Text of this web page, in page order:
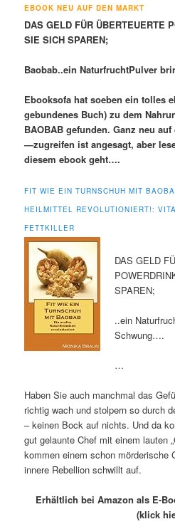
EBOOK NEU AUF DEN MARKT
DAS GELD FÜR ÜBERTEUERTE
SIE SICH SPAREN;
Baobab..ein NaturfruchtPulver
Ebooksofa hat soeben ein tolles
gebundenes Buch) zu dem
BAOBAB gefunden. Ganz neu
—zugreifen ist angesagt, aber
diesem ebook geht….
FIT WIE EIN TURNSCHUH MIT
HEILMITTEL REVOLUTIONIERT!:
FETTKILLER
DAS GELD
SPAREN;
..ein
Schwung….
…
Haben Sie auch manchmal das
richtig wach und stolpern so durch
– keinen Bock auf nichts. Und da
gut gelaunte Chef mit einem lauten
kommen einem schon mörderische
innere Rebellion schwillt auf.
Erhältlich bei Amazon als E-
(klick